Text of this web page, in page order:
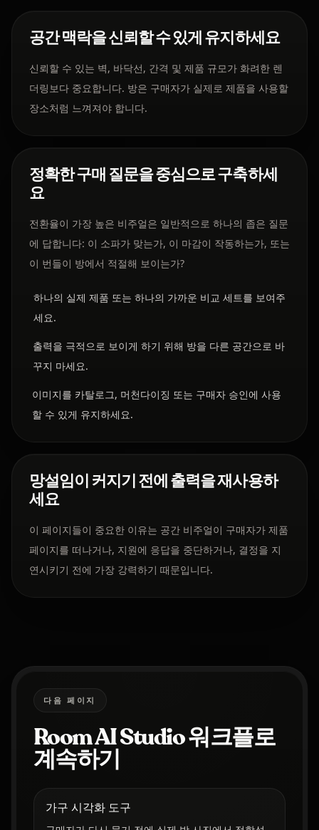
공간 맥락을 신뢰할 수 있게 유지하세요
신뢰할 수 있는 벽, 바닥선, 간격 및 제품 규모가 화려한 렌
더링보다 중요합니다. 방은 구매자가 실제로 제품을 사용할
장소처럼 느껴져야 합니다.
정확한 구매 질문을 중심으로 구축하세
요
전환율이 가장 높은 비주얼은 일반적으로 하나의 좁은 질문
에 답합니다: 이 소파가 맞는가, 이 마감이 작동하는가, 또는
이 번들이 방에서 적절해 보이는가?
하나의 실제 제품 또는 하나의 가까운 비교 세트를 보여주
세요.
출력을 극적으로 보이게 하기 위해 방을 다른 공간으로 바
꾸지 마세요.
이미지를 카탈로그, 머천다이징 또는 구매자 승인에 사용
할 수 있게 유지하세요.
망설임이 커지기 전에 출력을 재사용하
세요
이 페이지들이 중요한 이유는 공간 비주얼이 구매자가 제품
페이지를 떠나거나, 지원에 응답을 중단하거나, 결정을 지
연시키기 전에 가장 강력하기 때문입니다.
다음 페이지
Room AI Studio 워크플로
계속하기
가구 시각화 도구